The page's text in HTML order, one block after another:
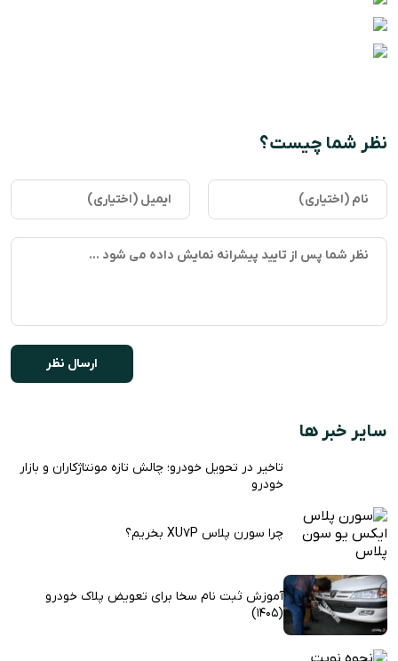
نظر شما چیست؟
سایر خبر ها
تاخیر در تحویل خودرو؛ چالش تازه مونتاژکاران و بازار
خودرو
چرا سورن پلاس XU7P بخریم؟
آموزش ثبت نام سخا برای تعویض پلاک خودرو
(1405)